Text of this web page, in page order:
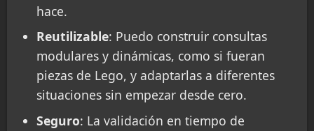
hace.
Reutilizable: Puedo construir consultas
modulares y dinámicas, como si fueran
piezas de Lego, y adaptarlas a diferentes
situaciones sin empezar desde cero.
Seguro: La validación en tiempo de